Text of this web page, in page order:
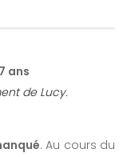
ans
de Lucy.
. Au cours du